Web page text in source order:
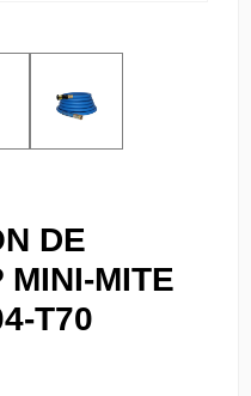
DE
MINI-MITE
T70